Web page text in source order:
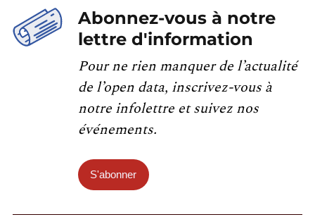
Abonnez-vous à notre
lettre d'information
Pour ne rien manquer de l’actualité
de l’open data, inscrivez-vous à
notre infolettre et suivez nos
événements.
S'abonner